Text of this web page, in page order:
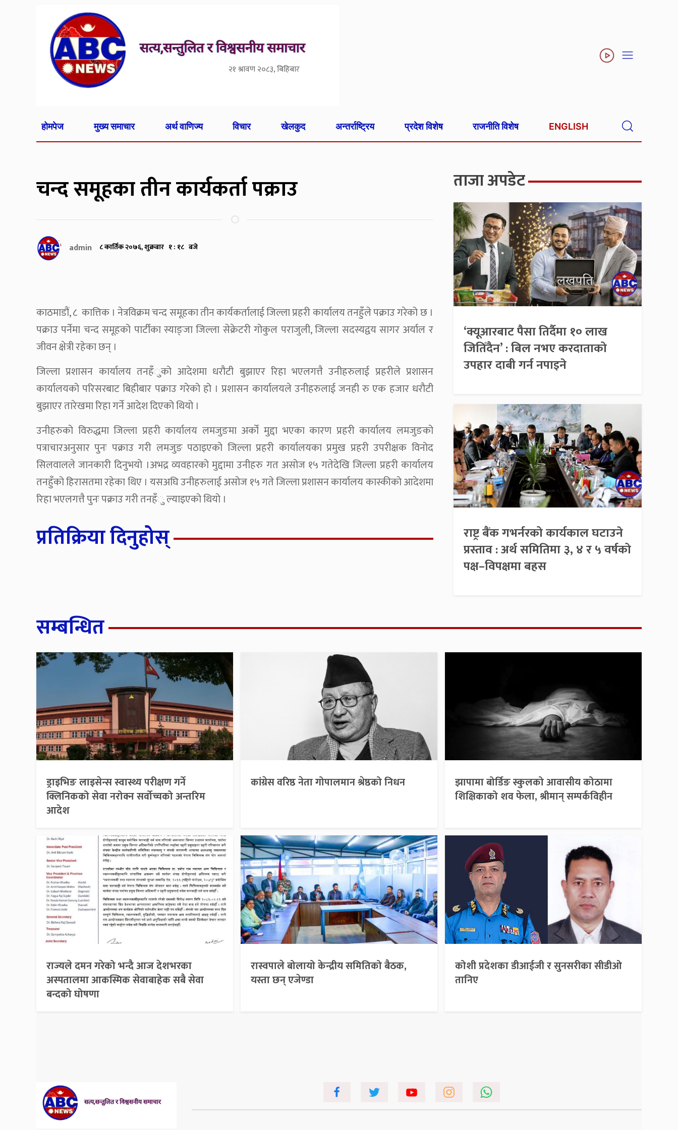
२१ श्रावण २०८३, बिहिबार
होमपेज मुख्य समाचार अर्थ वाणिज्य विचार खेलकुद अन्तर्राष्ट्रिय प्रदेश विशेष राजनीति विशेष ENGLISH
चन्द समूहका तीन कार्यकर्ता पक्राउ
admin ८ कार्तिक २०७६, शुक्रबार १ : १८ बजे
काठमाडौं, ८ कात्तिक । नेत्रविक्रम चन्द समूहका तीन कार्यकर्तालाई जिल्ला प्रहरी कार्यालय तनहुँले पक्राउ गरेको छ ।
पक्राउ पर्नेमा चन्द समूहको पार्टीका स्याङ्जा जिल्ला सेक्रेटरी गोकुल पराजुली, जिल्ला सदस्यद्वय सागर अर्याल र
जीवन क्षेत्री रहेका छन् ।
जिल्ला प्रशासन कार्यालय तनहँुको आदेशमा धरौटी बुझाएर रिहा भएलगत्तै उनीहरुलाई प्रहरीले प्रशासन
कार्यालयको परिसरबाट बिहीबार पक्राउ गरेको हो । प्रशासन कार्यालयले उनीहरुलाई जनही रु एक हजार धरौटी
बुझाएर तारेखमा रिहा गर्ने आदेश दिएको थियो ।
उनीहरुको विरुद्धमा जिल्ला प्रहरी कार्यालय लमजुङमा अर्को मुद्दा भएका कारण प्रहरी कार्यालय लमजुङको
पत्राचारअनुसार पुनः पक्राउ गरी लमजुङ पठाइएको जिल्ला प्रहरी कार्यालयका प्रमुख प्रहरी उपरीक्षक विनोद
सिलवालले जानकारी दिनुभयो ।अभद्र व्यवहारको मुद्दामा उनीहरु गत असोज १५ गतेदेखि जिल्ला प्रहरी कार्यालय
तनहुँको हिरासतमा रहेका थिए । यसअघि उनीहरुलाई असोज १५ गते जिल्ला प्रशासन कार्यालय कास्कीको आदेशमा
रिहा भएलगत्तै पुनः पक्राउ गरी तनहँु ल्याइएको थियो ।
प्रतिक्रिया दिनुहोस्
ताजा अपडेट
‘क्यूआरबाट पैसा तिर्दैमा १० लाख
जितिँदैन’ : बिल नभए करदाताको
उपहार दाबी गर्न नपाइने
राष्ट्र बैंक गभर्नरको कार्यकाल घटाउने
प्रस्ताव : अर्थ समितिमा ३, ४ र ५ वर्षको
पक्ष–विपक्षमा बहस
सम्बन्धित
ड्राइभिङ लाइसेन्स स्वास्थ्य परीक्षण गर्ने
क्लिनिकको सेवा नरोक्न सर्वोच्चको अन्तरिम
आदेश
कांग्रेस वरिष्ठ नेता गोपालमान श्रेष्ठको निधन
झापामा बोर्डिङ स्कुलको आवासीय कोठामा
शिक्षिकाको शव फेला, श्रीमान् सम्पर्कविहीन
राज्यले दमन गरेको भन्दै आज देशभरका
अस्पतालमा आकस्मिक सेवाबाहेक सबै सेवा
बन्दको घोषणा
रास्वपाले बोलायो केन्द्रीय समितिको बैठक,
यस्ता छन् एजेण्डा
कोशी प्रदेशका डीआईजी र सुनसरीका सीडीओ
तानिए